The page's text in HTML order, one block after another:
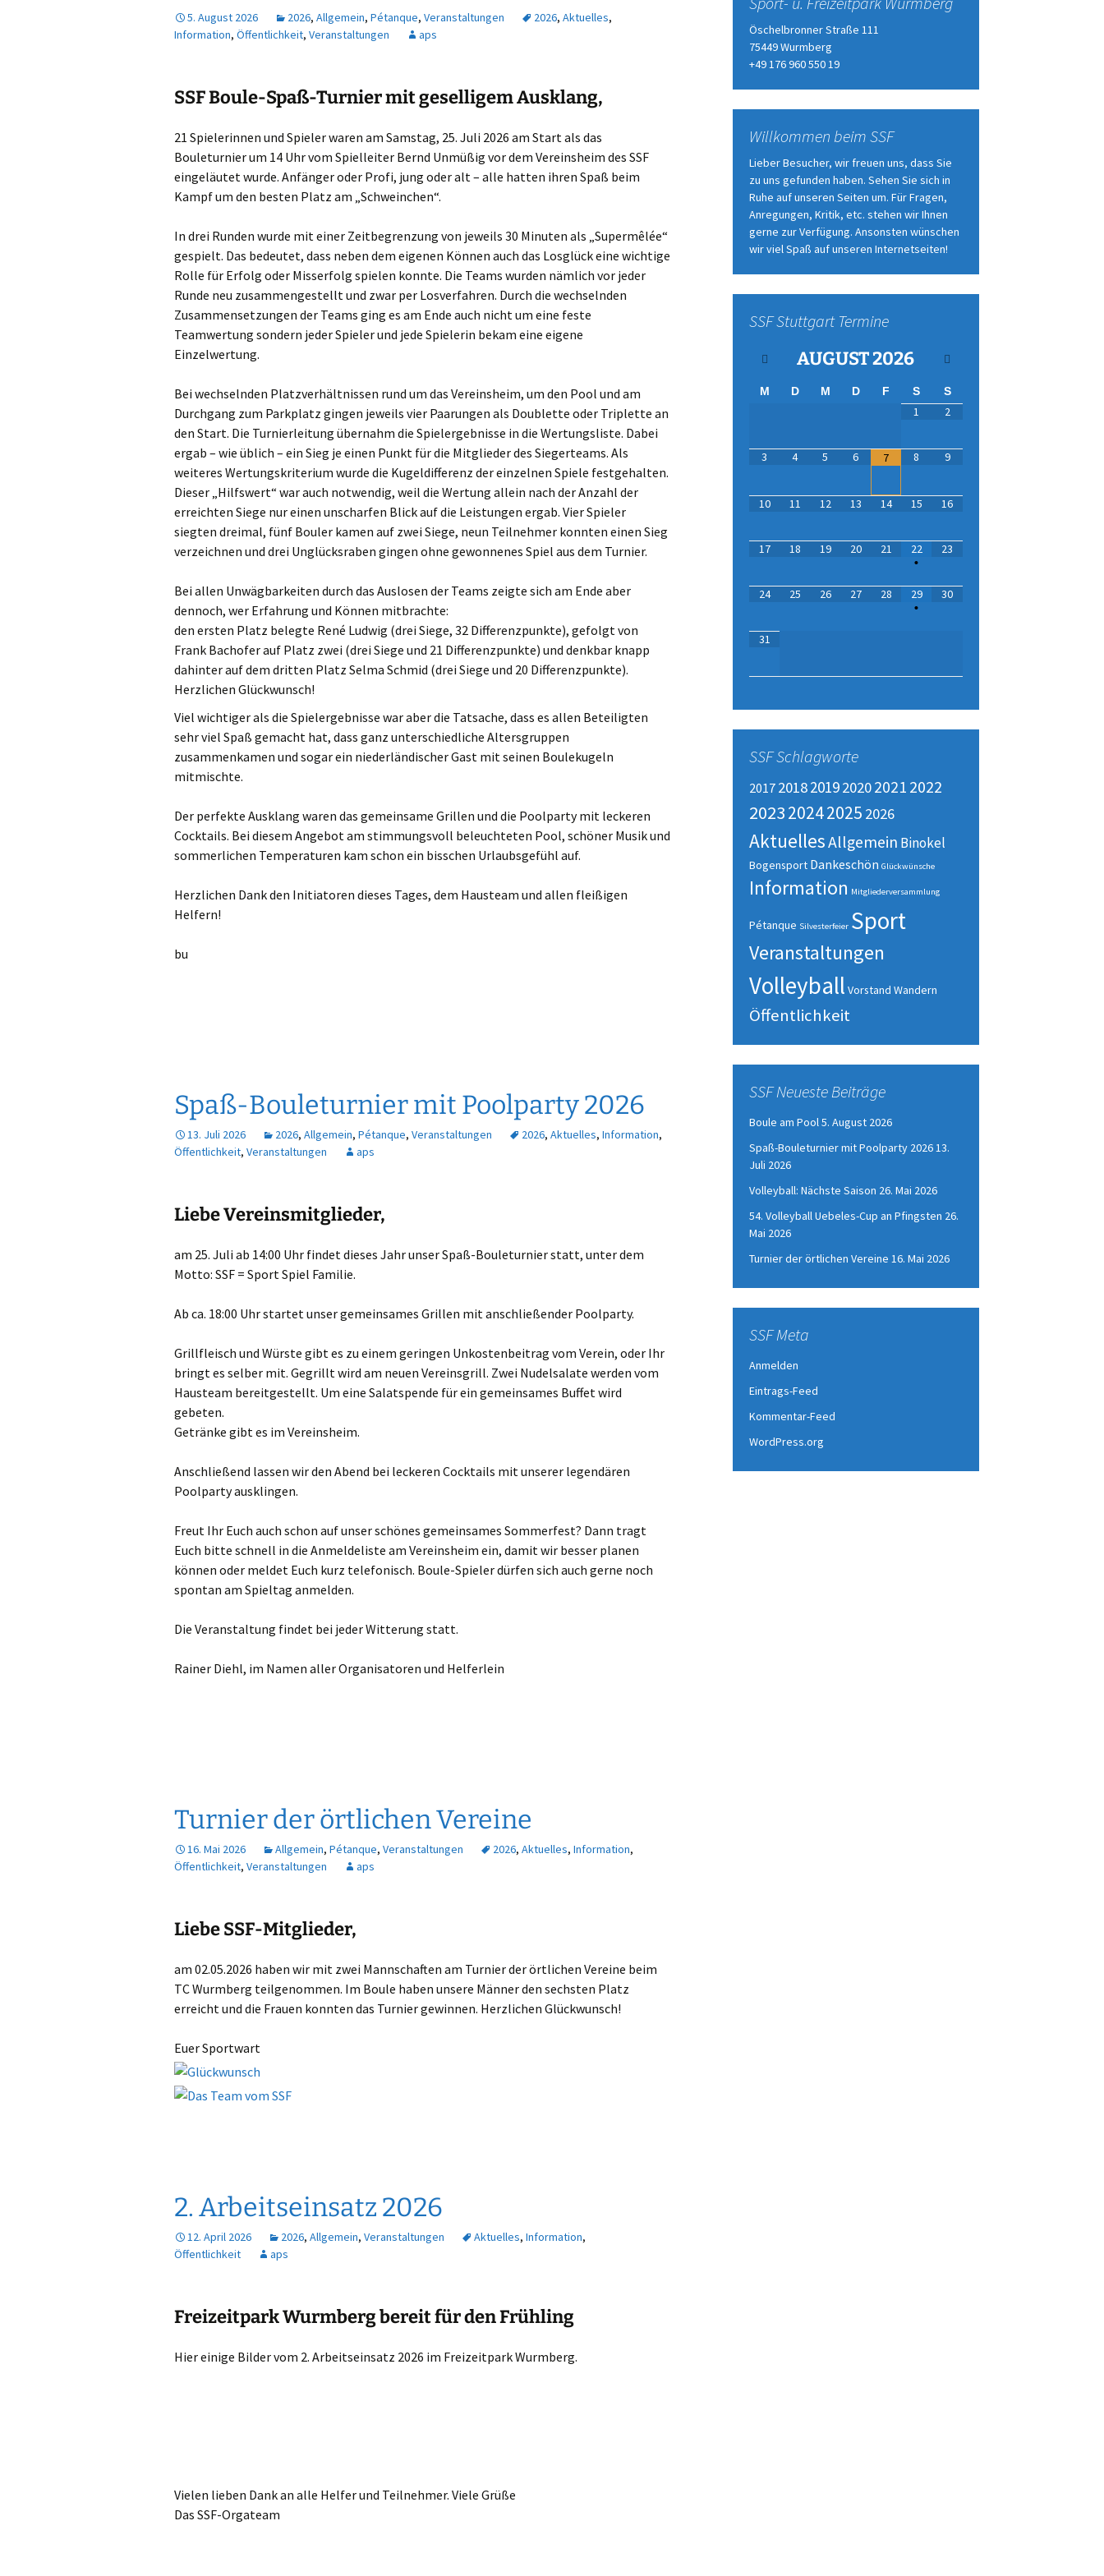
Wandern
Vorsitzenden 02_2025
Föhrlibesuch trotz
Corona auch 2020
Besuch im Föhrli 2019
Frühjahrswanderung
Unser Besuch im Föhrli
2018
Frühjahrswanderung
2018 Kloster Maulbronn
5. August 2026 2026, Allgemein, Pétanque, Veranstaltungen 2026, Aktuelles,
Information, Öffentlichkeit, Veranstaltungen aps
SSF Boule-Spaß-Turnier mit geselligem Ausklang,
21 Spielerinnen und Spieler waren am Samstag, 25. Juli 2026 am Start als das
Bouleturnier um 14 Uhr vom Spielleiter Bernd Unmüßig vor dem Vereinsheim des SSF
eingeläutet wurde. Anfänger oder Profi, jung oder alt – alle hatten ihren Spaß beim
Kampf um den besten Platz am „Schweinchen“.
In drei Runden wurde mit einer Zeitbegrenzung von jeweils 30 Minuten als „Supermêlée“
gespielt. Das bedeutet, dass neben dem eigenen Können auch das Losglück eine wichtige
Rolle für Erfolg oder Misserfolg spielen konnte. Die Teams wurden nämlich vor jeder
Runde neu zusammengestellt und zwar per Losverfahren. Durch die wechselnden
Zusammensetzungen der Teams ging es am Ende auch nicht um eine feste
Teamwertung sondern jeder Spieler und jede Spielerin bekam eine eigene
Einzelwertung.
Bei wechselnden Platzverhältnissen rund um das Vereinsheim, um den Pool und am
Durchgang zum Parkplatz gingen jeweils vier Paarungen als Doublette oder Triplette an
den Start. Die Turnierleitung übernahm die Spielergebnisse in die Wertungsliste. Dabei
ergab – wie üblich – ein Sieg je einen Punkt für die Mitglieder des Siegerteams. Als
weiteres Wertungskriterium wurde die Kugeldifferenz der einzelnen Spiele festgehalten.
Dieser „Hilfswert“ war auch notwendig, weil die Wertung allein nach der Anzahl der
erreichten Siege nur einen unscharfen Blick auf die Leistungen ergab. Vier Spieler
siegten dreimal, fünf Bouler kamen auf zwei Siege, neun Teilnehmer konnten einen Sieg
verzeichnen und drei Unglücksraben gingen ohne gewonnenes Spiel aus dem Turnier.
Bei allen Unwägbarkeiten durch das Auslosen der Teams zeigte sich am Ende aber
dennoch, wer Erfahrung und Können mitbrachte:
den ersten Platz belegte René Ludwig (drei Siege, 32 Differenzpunkte), gefolgt von
Frank Bachofer auf Platz zwei (drei Siege und 21 Differenzpunkte) und denkbar knapp
dahinter auf dem dritten Platz Selma Schmid (drei Siege und 20 Differenzpunkte).
Herzlichen Glückwunsch!
Viel wichtiger als die Spielergebnisse war aber die Tatsache, dass es allen Beteiligten
sehr viel Spaß gemacht hat, dass ganz unterschiedliche Altersgruppen
zusammenkamen und sogar ein niederländischer Gast mit seinen Boulekugeln
mitmischte.
Der perfekte Ausklang waren das gemeinsame Grillen und die Poolparty mit leckeren
Cocktails. Bei diesem Angebot am stimmungsvoll beleuchteten Pool, schöner Musik und
sommerlichen Temperaturen kam schon ein bisschen Urlaubsgefühl auf.
Herzlichen Dank den Initiatoren dieses Tages, dem Hausteam und allen fleißigen
Helfern!
bu
Spaß-Bouleturnier mit Poolparty 2026
13. Juli 2026 2026, Allgemein, Pétanque, Veranstaltungen 2026, Aktuelles, Information,
Öffentlichkeit, Veranstaltungen aps
Liebe Vereinsmitglieder,
am 25. Juli ab 14:00 Uhr findet dieses Jahr unser Spaß-Bouleturnier statt, unter dem
Motto: SSF = Sport Spiel Familie.
Ab ca. 18:00 Uhr startet unser gemeinsames Grillen mit anschließender Poolparty.
Grillfleisch und Würste gibt es zu einem geringen Unkostenbeitrag vom Verein, oder Ihr
bringt es selber mit. Gegrillt wird am neuen Vereinsgrill. Zwei Nudelsalate werden vom
Hausteam bereitgestellt. Um eine Salatspende für ein gemeinsames Buffet wird
gebeten.
Getränke gibt es im Vereinsheim.
Anschließend lassen wir den Abend bei leckeren Cocktails mit unserer legendären
Poolparty ausklingen.
Freut Ihr Euch auch schon auf unser schönes gemeinsames Sommerfest? Dann tragt
Euch bitte schnell in die Anmeldeliste am Vereinsheim ein, damit wir besser planen
können oder meldet Euch kurz telefonisch. Boule-Spieler dürfen sich auch gerne noch
spontan am Spieltag anmelden.
Die Veranstaltung findet bei jeder Witterung statt.
Rainer Diehl, im Namen aller Organisatoren und Helferlein
Turnier der örtlichen Vereine
16. Mai 2026 Allgemein, Pétanque, Veranstaltungen 2026, Aktuelles, Information,
Öffentlichkeit, Veranstaltungen aps
Liebe SSF-Mitglieder,
am 02.05.2026 haben wir mit zwei Mannschaften am Turnier der örtlichen Vereine beim
TC Wurmberg teilgenommen. Im Boule haben unsere Männer den sechsten Platz
erreicht und die Frauen konnten das Turnier gewinnen. Herzlichen Glückwunsch!
Euer Sportwart
2. Arbeitseinsatz 2026
12. April 2026 2026, Allgemein, Veranstaltungen Aktuelles, Information,
Öffentlichkeit
aps
Freizeitpark Wurmberg bereit für den Frühling
Hier einige Bilder vom 2. Arbeitseinsatz 2026 im Freizeitpark Wurmberg.
Vielen lieben Dank an alle Helfer und Teilnehmer. Viele Grüße
Das SSF-Orgateam
Öschelbronner Straße 111
75449 Wurmberg
+49 176 960 550 19
Willkommen beim SSF
Lieber Besucher, wir freuen uns, dass Sie
zu uns gefunden haben. Sehen Sie sich in
Ruhe auf unseren Seiten um. Für Fragen,
Anregungen, Kritik, etc. stehen wir Ihnen
gerne zur Verfügung. Ansonsten wünschen
wir viel Spaß auf unseren Internetseiten!
SSF Stuttgart Termine
AUGUST2026
M D M D F S S
1 2
3 4 5 6 7 8 9
10 11 12 13 14 15 16
17 18 19 20 21 22
•
23
24 25 26 27 28 29
•
30
31
SSF Schlagworte
2017 2018201920202021 2022
202320242025 2026
AktuellesAllgemein Binokel
Bogensport Dankeschön Glückwünsche
Information Mitgliederversammlung
Pétanque Silvesterfeier Sport
Veranstaltungen
Volleyball Vorstand Wandern
Öffentlichkeit
SSF Neueste Beiträge
Boule am Pool5. August 2026
Spaß-Bouleturnier mit Poolparty 202613.
Juli 2026
Volleyball: Nächste Saison 26. Mai 2026
54. Volleyball Uebeles-Cup an Pfingsten 26.
Mai 2026
Turnier der örtlichen Vereine 16. Mai 2026
SSF Meta
Anmelden
Eintrags-Feed
Kommentar-Feed
WordPress.org